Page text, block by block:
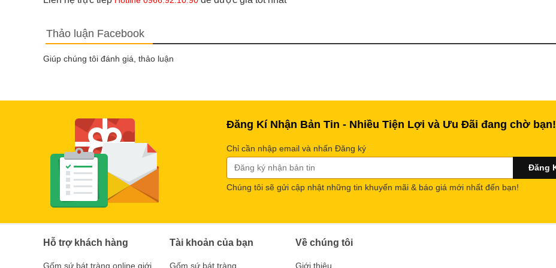
Thảo luận Facebook
Giúp chúng tôi đánh giá, thảo luận
Đăng Kí Nhận Bản Tin - Nhiều Tiện Lợi và Ưu Đãi đang chờ bạn!
Chỉ cần nhập email và nhấn Đăng ký
Chúng tôi sẽ gửi cập nhật những tin khuyến mãi & báo giá mới nhất đến bạn!
Hỗ trợ khách hàng
Gốm sứ bát tràng online giới
Tài khoản của bạn
Gốm sứ bát tràng
Về chúng tôi
Giới thiệu